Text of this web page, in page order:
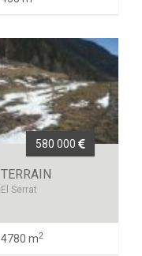
580 000
TERRAIN
El Serrat
4780 m2